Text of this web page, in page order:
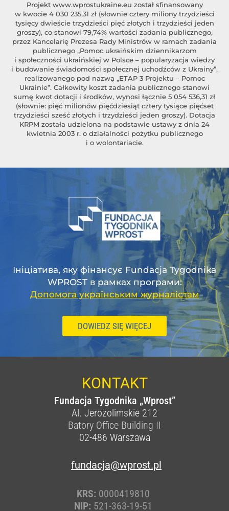
Projekt www.wprostukraine.eu został sfinansowany
w kwocie 4 030 235,31 zł (słownie cztery miliony trzydzieści
tysięcy dwieście trzydzieści pięć złotych i trzydzieści jeden
groszy), co stanowi 79,74% wartości zadania publicznego,
przez Kancelarię Prezesa Rady Ministrów w ramach zadania
publicznego „Pomoc ukraińskim dziennikarzom
i społeczności ukraińskiej w Polsce – popularyzacja wiedzy
i budowanie świadomości społecznej uchodźców z Ukrainy”,
realizowanego pod nazwą „ETAP 3 Projektu – Pomoc
Ukrainie”. Całkowity koszt zadania publicznego stanowi
sumę kwot dotacji i środków, wynosi łącznie 5 054 536,31 zł
(słownie: pięć milionów pięćdziesiąt cztery tysiące pięćset
trzydzieści sześć złotych i trzydzieści jeden groszy). Dotacja
KRPM została udzielona na podstawie ustawy z dnia 24
kwietnia 2003 r. o działalności pożytku publicznego
i o wolontariacie.
Ініціатива, яку фінансує Fundacja Tygodnika
WPROST в рамках програми:
Допомога українським журналістам
DOWIEDZ SIĘ WIĘCEJ
KONTAKT
Fundacja Tygodnika „Wprost”
Al. Jerozolimskie 212
Batory Office Building II
02-486 Warszawa
fundacja@wprost.pl
KRS: 0000419810
NIP: 521-363-19-51